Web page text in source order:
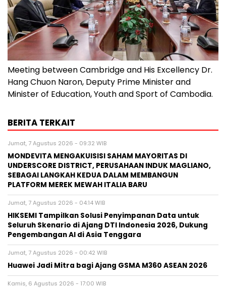
Meeting between Cambridge and His Excellency Dr.
Hang Chuon Naron, Deputy Prime Minister and
Minister of Education, Youth and Sport of Cambodia.
BERITA TERKAIT
Jumat, 7 Agustus 2026 - 09:32 WIB
MONDEVITA MENGAKUISISI SAHAM MAYORITAS DI
UNDERSCORE DISTRICT, PERUSAHAAN INDUK MAGLIANO,
SEBAGAI LANGKAH KEDUA DALAM MEMBANGUN
PLATFORM MEREK MEWAH ITALIA BARU
Jumat, 7 Agustus 2026 - 04:14 WIB
HIKSEMI Tampilkan Solusi Penyimpanan Data untuk
Seluruh Skenario di Ajang DTI Indonesia 2026, Dukung
Pengembangan AI di Asia Tenggara
Jumat, 7 Agustus 2026 - 00:42 WIB
Huawei Jadi Mitra bagi Ajang GSMA M360 ASEAN 2026
Kamis, 6 Agustus 2026 - 17:00 WIB